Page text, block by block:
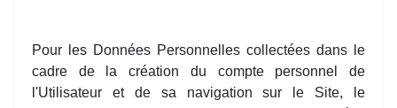
Pour les Données Personnelles collectées dans le
cadre de la création du compte personnel de
l'Utilisateur et de sa navigation sur le Site, le